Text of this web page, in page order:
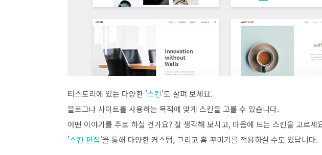
티스토리에 있는 다양한 '스킨'도 살펴 보세요.
블로그나 사이트를 사용하는 목적에 맞게 스킨을 고를 수 있습니다.
어떤 이야기를 주로 하실 건가요? 잘 생각해 보시고, 마음에 드는 스킨을 고르세
'스킨 편집'을 통해 다양한 커스텀, 그리고 홈 꾸미기를 적용하실 수도 있답니다.